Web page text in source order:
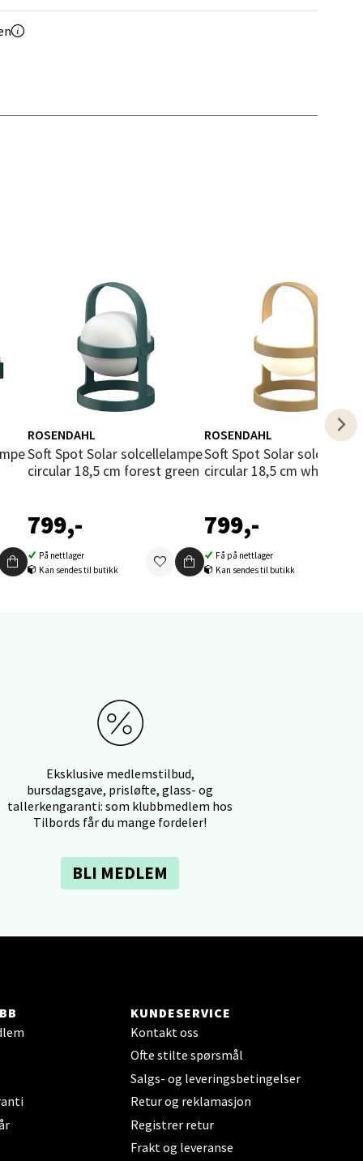
ROSENDAHL
Soft Spot Solar solcellelampe
circular 18,5 cm forest green
799,-
På nettlager
Kan sendes til butikk
ROSENDAHL
Soft Spot Solar solcellelampe
circular 18,5 cm wheat
799,-
Få på nettlager
Kan sendes til butikk
Eksklusive medlemstilbud,
bursdagsgave, prisløfte, glass- og
tallerkengaranti: som klubbmedlem hos
Tilbords får du mange fordeler!
BLI MEDLEM
KUNDESERVICE
Kontakt oss
Ofte stilte spørsmål
Salgs- og leveringsbetingelser
Retur og reklamasjon
Registrer retur
Frakt og leveranse